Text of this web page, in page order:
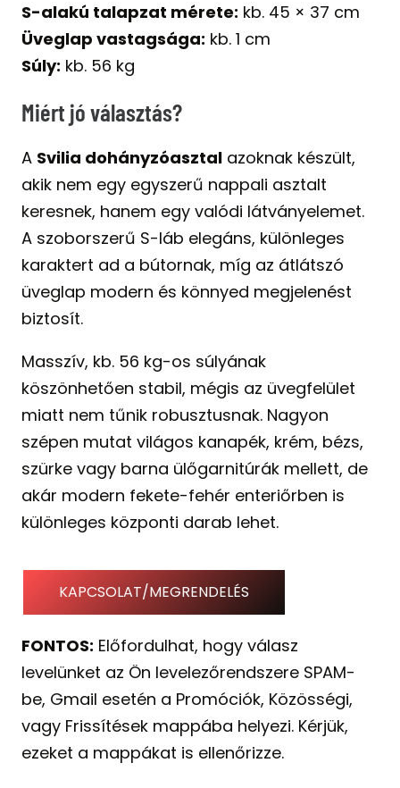
S-alakú talapzat mérete: kb. 45 × 37 cm
Üveglap vastagsága: kb. 1 cm
Súly: kb. 56 kg
Miért jó választás?
A Svilia dohányzóasztal azoknak készült,
akik nem egy egyszerű nappali asztalt
keresnek, hanem egy valódi látványelemet.
A szoborszerű S-láb elegáns, különleges
karaktert ad a bútornak, míg az átlátszó
üveglap modern és könnyed megjelenést
biztosít.
Masszív, kb. 56 kg-os súlyának
köszönhetően stabil, mégis az üvegfelület
miatt nem tűnik robusztusnak. Nagyon
szépen mutat világos kanapék, krém, bézs,
szürke vagy barna ülőgarnitúrák mellett, de
akár modern fekete-fehér enteriőrben is
különleges központi darab lehet.
KAPCSOLAT/MEGRENDELÉS
FONTOS: Előfordulhat, hogy válasz
levelünket az Ön levelezőrendszere SPAM-
be, Gmail esetén a Promóciók, Közösségi,
vagy Frissítések mappába helyezi. Kérjük,
ezeket a mappákat is ellenőrizze.